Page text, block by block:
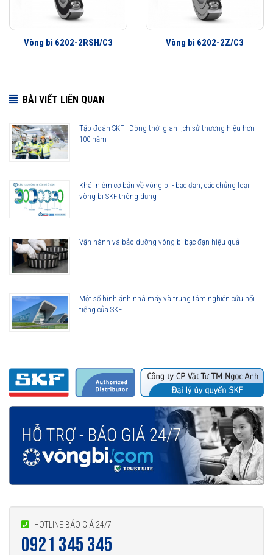
Vòng bi 6202-2RSH/C3 Vòng bi 6202-2Z/C3
BÀI VIẾT LIÊN QUAN
Tập đoàn SKF - Dòng thời gian lịch sử thương hiệu hơn
100 năm
Khái niệm cơ bản về vòng bi - bạc đạn, các chủng loại
vòng bi SKF thông dụng
Vận hành và bảo dưỡng vòng bi bạc đạn hiệu quả
Một số hình ảnh nhà máy và trung tâm nghiên cứu nổi
tiếng của SKF
HOTLINE BÁO GIÁ 24/7
0921 345 345